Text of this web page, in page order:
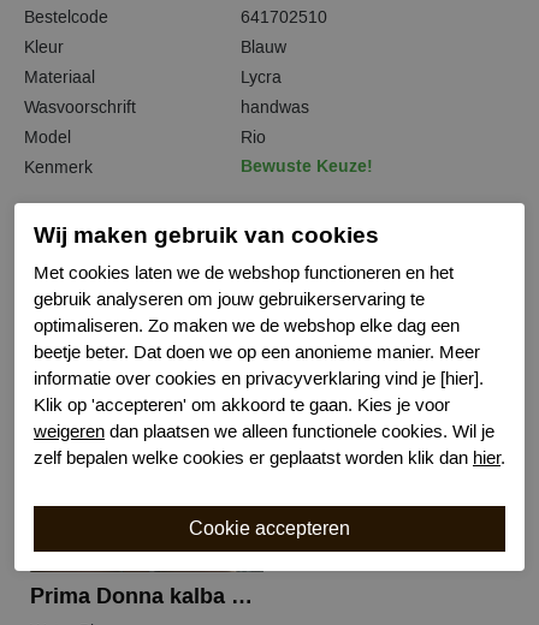
Bestelcode
641702510
Kleur
Blauw
Materiaal
Lycra
Wasvoorschrift
handwas
Model
Rio
Kenmerk
Bewuste Keuze!
Gerelateerde producten
-50%
Prima Donna kalba bikinitop
Wij maken gebruik van cookies
Met cookies laten we de webshop functioneren en het
gebruik analyseren om jouw gebruikerservaring te
optimaliseren. Zo maken we de webshop elke dag een
beetje beter. Dat doen we op een anonieme manier. Meer
informatie over cookies en privacyverklaring vind je [hier].
Klik op 'accepteren' om akkoord te gaan. Kies je voor
weigeren dan plaatsen we alleen functionele cookies. Wil je
zelf bepalen welke cookies er geplaatst worden klik dan hier.